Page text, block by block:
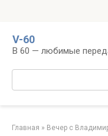
контенту
V-60
В 60 — любимые
Поиск:
Главная » Вечер с